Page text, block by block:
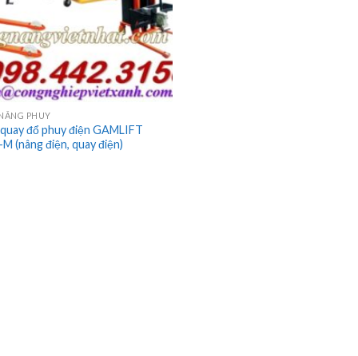
PHUY
đổ phuy điện GAMLIFT
(nâng điện, quay điện)